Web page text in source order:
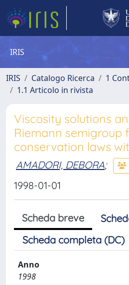
IRIS
IRIS Catalogo Ricerca
1
1.1 Articolo in rivista
Viscosity solutions
Riemann semigroup
conservation laws
AMADORI, DEBORA;
1998-01-01
Scheda breve
Scheda completa (DC)
Anno
1998